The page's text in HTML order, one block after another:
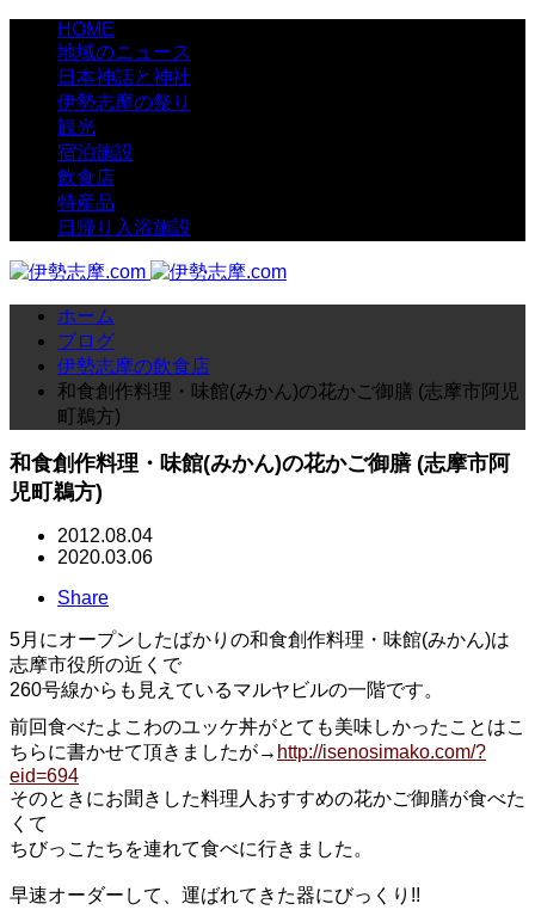
HOME
地域のニュース
日本神話と神社
伊勢志摩の祭り
観光
宿泊施設
飲食店
特産品
日帰り入浴施設
ホーム
ブログ
伊勢志摩の飲食店
和食創作料理・味館(みかん)の花かご御膳 (志摩市阿児
町鵜方)
和食創作料理・味館(みかん)の花かご御膳 (志摩市阿
児町鵜方)
2012.08.04
2020.03.06
Share
5月にオープンしたばかりの和食創作料理・味館(みかん)は
志摩市役所の近くで
260号線からも見えているマルヤビルの一階です。
前回食べたよこわのユッケ丼がとても美味しかったことはこ
ちらに書かせて頂きましたが→ http://isenosimako.com/?
eid=694
そのときにお聞きした料理人おすすめの花かご御膳が食べた
くて
ちびっこたちを連れて食べに行きました。
早速オーダーして、運ばれてきた器にびっくり!!